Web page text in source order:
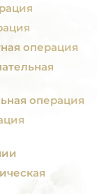
операция
операция